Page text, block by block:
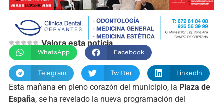
Valora esta noticia
WhatsApp Facebook
Telegram Twitter LinkedIn
Esta mañana en pleno corazón del municipio, la Plaza de
España, se ha revelado la nueva programación del